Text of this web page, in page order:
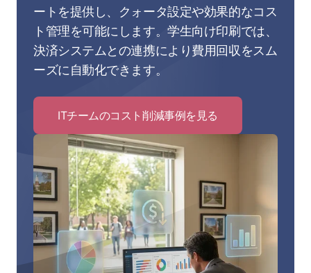
ートを提供し、クォータ設定や効果的なコス
ト管理を可能にします。学生向け印刷では、
決済システムとの連携により費用回収をスム
ーズに自動化できます。
ITチームのコスト削減事例を見る
to
ー
ム
の
コ
ス
ト